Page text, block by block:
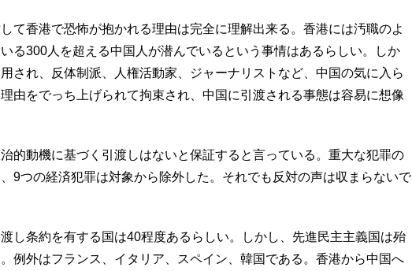
て香港で恐怖が抱かれる理由は完全に理解出来る。香港には汚職のよ
る300人を超える中国人が潜んでいるという事情はあるらしい。しか
され、反体制派、人権活動家、ジャーナリストなど、中国の気に入ら
由をでっち上げられて拘束され、中国に引渡される事態は容易に想像
的動機に基づく引渡しはないと保証すると言っている。重大な犯罪の
9つの経済犯罪は対象から除外した。それでも反対の声は収まらないで
し条約を有する国は40程度あるらしい。しかし、先進民主主義国は殆
例外はフランス、イタリア、スペイン、韓国である。香港から中国へ